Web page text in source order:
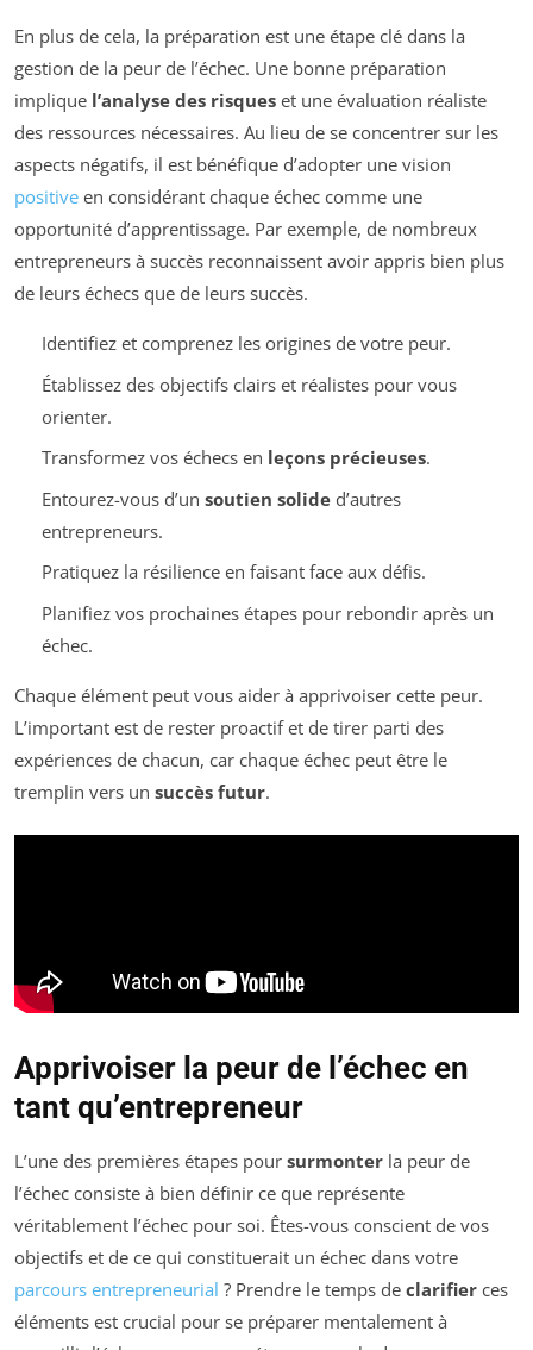
En plus de cela, la préparation est une étape clé dans la
gestion de la peur de l’échec. Une bonne préparation
implique l’analyse des risques et une évaluation réaliste
des ressources nécessaires. Au lieu de se concentrer sur les
aspects négatifs, il est bénéfique d’adopter une vision
positive en considérant chaque échec comme une
opportunité d’apprentissage. Par exemple, de nombreux
entrepreneurs à succès reconnaissent avoir appris bien plus
de leurs échecs que de leurs succès.
Identifiez et comprenez les origines de votre peur.
Établissez des objectifs clairs et réalistes pour vous
orienter.
Transformez vos échecs en leçons précieuses.
Entourez-vous d’un soutien solided’autres
entrepreneurs.
Pratiquez la résilience en faisant face aux défis.
Planifiez vos prochaines étapes pour rebondir après un
échec.
Chaque élément peut vous aider à apprivoiser cette peur.
L’important est de rester proactif et de tirer parti des
expériences de chacun, car chaque échec peut être le
tremplin vers un succès futur.
Apprivoiser la peur de l’échec en
tant qu’entrepreneur
L’une des premières étapes pour surmonter la peur de
l’échec consiste à bien définir ce que représente
véritablement l’échec pour soi. Êtes-vous conscient de vos
objectifs et de ce qui constituerait un échec dans votre
parcours entrepreneurial ? Prendre le temps de clarifier ces
éléments est crucial pour se préparer mentalement à